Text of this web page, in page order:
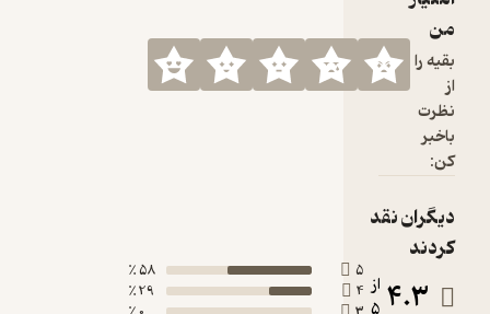
من
بقیه را
نظرت
باخبر
کن:
دیگران نقد
کردند
4.3 از
58 ٪
4
29 ٪